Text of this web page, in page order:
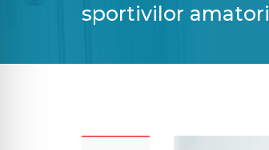
sportivilor amatori